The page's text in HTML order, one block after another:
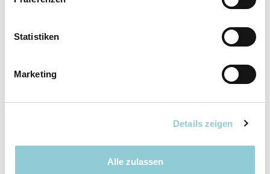
Statistiken
Marketing
Details zeigen
Alle zulassen
Elektrische Seitenspiegel